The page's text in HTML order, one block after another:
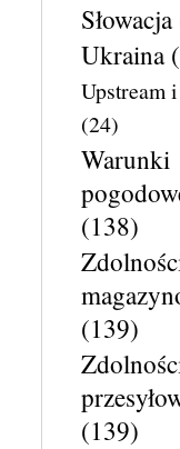
Słowacja
Ukraina
Upstream
(24)
Warunki
(138)
(139)
(139)